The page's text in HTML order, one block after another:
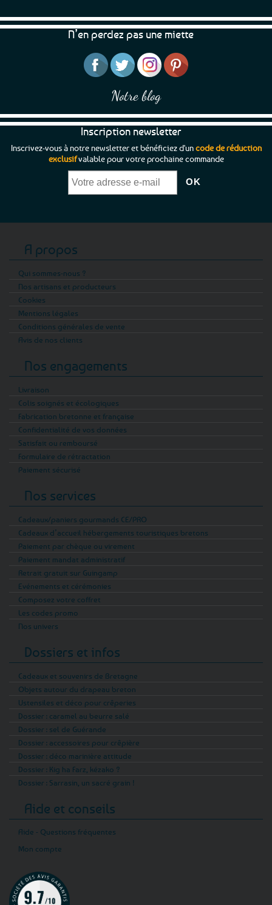
N’en perdez pas une miette
Notre blog
Inscription newsletter
Inscrivez-vous à notre newsletter et bénéficiez d'uncode de réduction
exclusifvalable pour votre prochaine commande
A propos
Qui sommes-nous ?
Nos artisans et producteurs
Cookies
Mentions légales
Conditions générales de vente
Avis de nos clients
Nos engagements
Livraison
Colis soignés et écologiques
Fabrication bretonne et française
Confidentialité de vos données
Satisfait ou remboursé
Formulaire de rétractation
Paiement sécurisé
Nos services
Cadeaux/paniers gourmands CE/PRO
Cadeaux d’accueil hébergements touristiques bretons
Paiement par chèque ou virement
Paiement mandat administratif
Retrait gratuit sur Guingamp
Evénements et cérémonies
Composez votre coffret
Les codes promo
Nos univers
Dossiers et infos
Cadeaux et souvenirs de Bretagne
Objets autour du drapeau breton
Ustensiles et déco pour crêperies
Dossier : caramel au beurre salé
Dossier : sel de Guérande
Dossier : accessoires pour crêpière
Dossier : déco marinière attitude
Dossier : Kig ha Farz, kézako ?
Dossier : Sarrasin, un sacré grain !
Aide et conseils
Aide - Questions fréquentes
Mon compte